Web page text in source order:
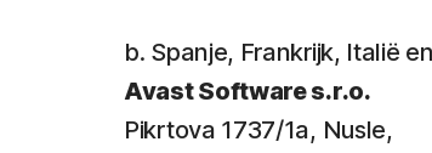
b. Spanje, Frankrijk, Italië
Avast Software s.r.o.
Pikrtova 1737/1a, Nusle,